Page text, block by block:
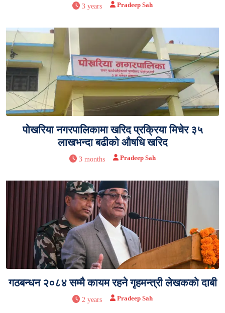
3 years Pradeep Sah
पोखरिया नगरपालिकामा खरिद प्रक्रिया मिचेर ३५
लाखभन्दा बढीको औषधि खरिद
3 months Pradeep Sah
गठबन्धन २०८४ सम्मै कायम रहने गृहमन्त्री लेखककाे दाबी
2 years Pradeep Sah